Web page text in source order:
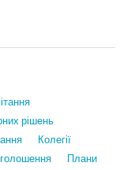
рішень
Колегії
Плани